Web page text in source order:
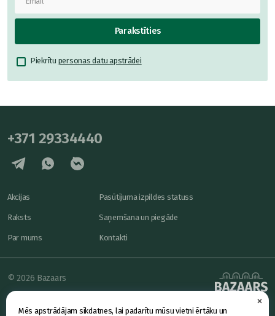
×
Mēs apstrādājam sīkdatnes, lai padarītu mūsu vietni ērtāku un
Parakstīties
Piekrītu personas datu apstrādei
+371 29334440
Akcijas
Raksts
Par mums
Pasūtījuma izpildes statuss
Saņemšana un piegāde
Kontakti
powered by
© 2026 Bazaars
Konfidencialitāte